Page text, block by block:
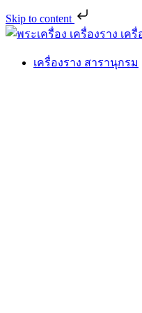
Skip to content
เครื่องราง สารานุกรม